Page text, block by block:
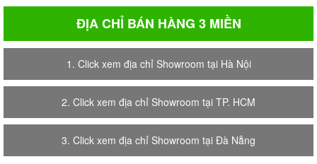
ĐỊA CHỈ BÁN HÀNG 3 MIỀN
1. Click xem địa chỉ Showroom tại Hà Nội
2. Click xem địa chỉ Showroom tại TP. HCM
3. Click xem địa chỉ Showroom tại Đà Nẵng